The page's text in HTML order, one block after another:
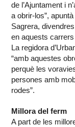
de l’Ajuntament i
a obrir-los”,
Sagrera,
en aquests
La regidora
“amb aquestes
perquè les
persones amb
rodes”.
Millora del ferm
A part de les